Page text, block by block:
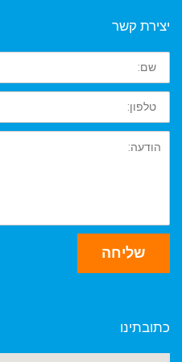
יצירת קשר
שם
טלפון
הודעה
שליחה
כתובתינו